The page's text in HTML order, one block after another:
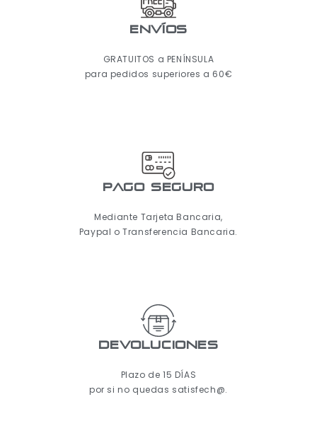
ENVÍOS
GRATUITOS a PENÍNSULA
para pedidos superiores a 60€
pago seguro
Mediante Tarjeta Bancaria,
Paypal o Transferencia Bancaria.
Devoluciones
Plazo de 15 DÍAS
por si no quedas satisfech@.